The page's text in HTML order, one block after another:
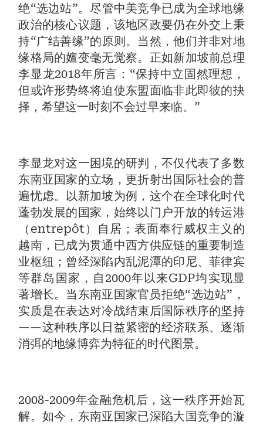
绝“选边站”。尽管中美竞争已成为全球地缘
政治的核心议题，该地区政要仍在外交上秉
持“广结善缘”的原则。当然，他们并非对地
缘格局的嬗变毫无觉察。正如新加坡前总理
李显龙2018年所言：“保持中立固然理想，
但或许形势终将迫使东盟面临非此即彼的抉
择，希望这一时刻不会过早来临。”
李显龙对这一困境的研判，不仅代表了多数
东南亚国家的立场，更折射出国际社会的普
遍忧虑。以新加坡为例，这个在全球化时代
蓬勃发展的国家，始终以门户开放的转运港
（entrepôt）自居；表面奉行威权主义的
越南，已成为贯通中西方供应链的重要制造
业枢纽；曾经深陷内乱泥潭的印尼、菲律宾
等群岛国家，自2000年以来GDP均实现显
著增长。当东南亚国家官员拒绝“选边站”，
实质是在表达对冷战结束后国际秩序的坚持
——这种秩序以日益紧密的经济联系、逐渐
消弭的地缘博弈为特征的时代图景。
2008-2009年金融危机后，这一秩序开始瓦
解。如今，东南亚国家已深陷大国竞争的漩